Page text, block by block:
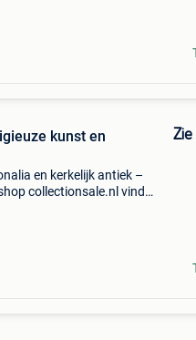
kunst en
en kerkelijk antiek –
collectionsale.nl vind